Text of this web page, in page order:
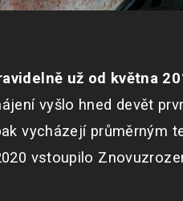
už od května
vyšlo hned devět
vycházejí průměrným
vstoupilo